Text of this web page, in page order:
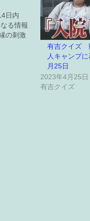
日内
る情報
の刺激
有吉クイズ
人キャンプ
月25日
2023年4月25日
有吉クイズ